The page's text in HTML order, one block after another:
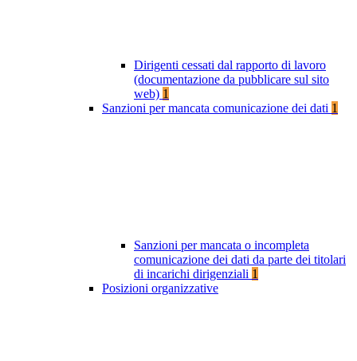
Dirigenti cessati dal rapporto di lavoro
(documentazione da pubblicare sul sito
web) 1
Sanzioni per mancata comunicazione dei dati 1
Sanzioni per mancata o incompleta
comunicazione dei dati da parte dei titolari
di incarichi dirigenziali 1
Posizioni organizzative